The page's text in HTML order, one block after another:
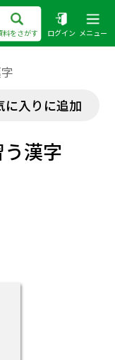
料をさがす ログイン メニュー
に入りに追加
う漢字